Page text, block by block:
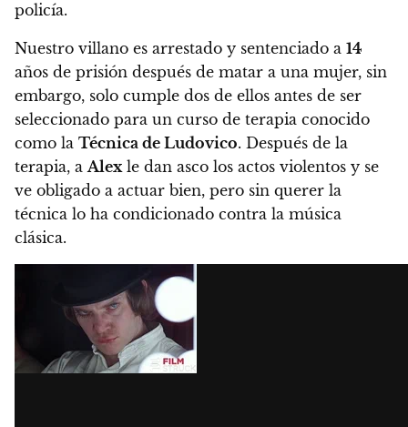
policía.
Nuestro villano es arrestado y sentenciado a 14
años de prisión después de matar a una mujer, sin
embargo, solo cumple dos de ellos antes de ser
seleccionado para un curso de terapia conocido
como la Técnica de Ludovico. Después de la
terapia, aAlexle dan asco los actos violentos y se
ve obligado a actuar bien, pero sin querer la
técnica lo ha condicionado contra la música
clásica.